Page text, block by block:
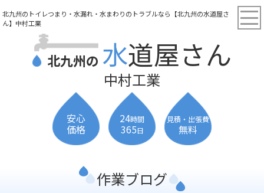
北九州のトイレつまり・水漏れ・水まわりのトラブルなら【北九州の水道屋さ
ん】中村工業
北九州の 水道屋さん
中村工業
安心
価格
24時間
365日
見積・出張費
無料
作業ブログ